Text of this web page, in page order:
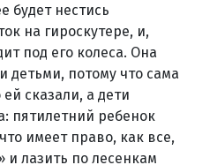
будет нестись
на гироскутере, и,
под его колеса. Она
детьми, потому что сама
сказали, а дети
пятилетний ребенок
имеет право, как все,
и лазить по лесенкам